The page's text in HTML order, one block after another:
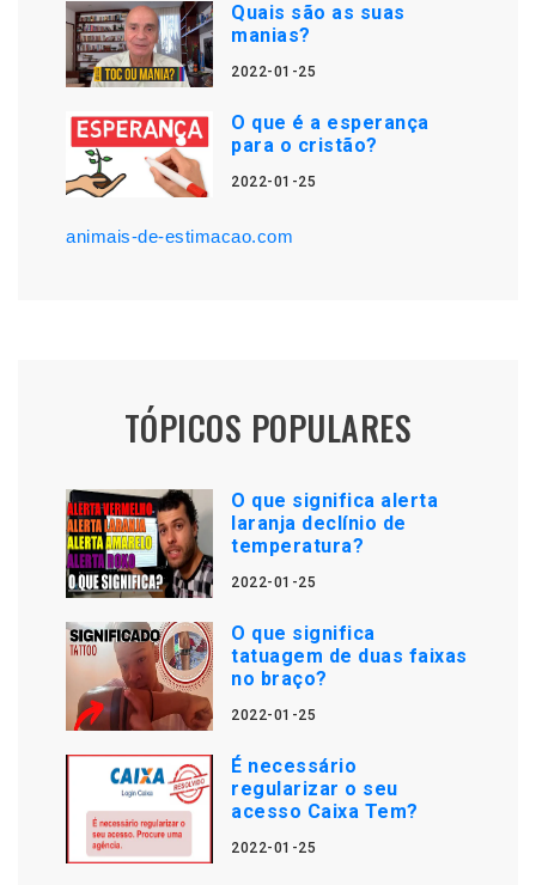
Quais são as suas
manias?
2022-01-25
O que é a esperança
para o cristão?
2022-01-25
animais-de-estimacao.com
TÓPICOS POPULARES
O que significa alerta
laranja declínio de
temperatura?
2022-01-25
O que significa
tatuagem de duas faixas
no braço?
2022-01-25
É necessário
regularizar o seu
acesso Caixa Tem?
2022-01-25